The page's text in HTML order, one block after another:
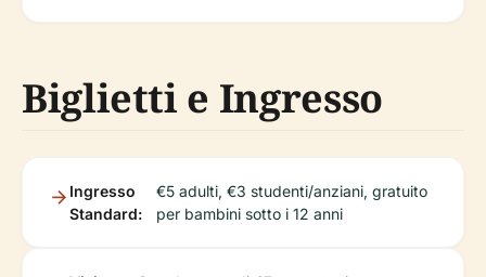
Biglietti e Ingresso
Ingresso
Standard:
€5 adulti, €3 studenti/anziani, gratuito
per bambini sotto i 12 anni